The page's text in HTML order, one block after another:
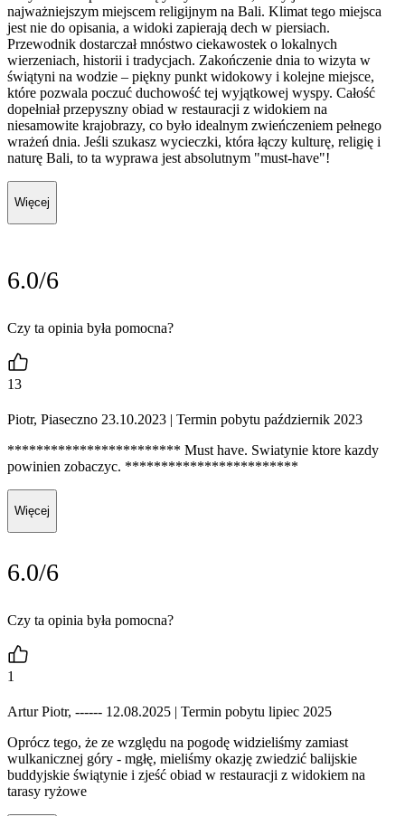
najważniejszym miejscem religijnym na Bali. Klimat tego miejsca
jest nie do opisania, a widoki zapierają dech w piersiach.
Przewodnik dostarczał mnóstwo ciekawostek o lokalnych
wierzeniach, historii i tradycjach. Zakończenie dnia to wizyta w
świątyni na wodzie – piękny punkt widokowy i kolejne miejsce,
które pozwala poczuć duchowość tej wyjątkowej wyspy. Całość
dopełniał przepyszny obiad w restauracji z widokiem na
niesamowite krajobrazy, co było idealnym zwieńczeniem pełnego
wrażeń dnia. Jeśli szukasz wycieczki, która łączy kulturę, religię i
naturę Bali, to ta wyprawa jest absolutnym "must-have"!
Więcej
6.0/6
Czy ta opinia była pomocna?
13
Piotr, Piaseczno 23.10.2023 | Termin pobytu październik 2023
************************ Must have. Swiatynie ktore kazdy
powinien zobaczyc. ************************
Więcej
6.0/6
Czy ta opinia była pomocna?
1
Artur Piotr, ------ 12.08.2025 | Termin pobytu lipiec 2025
Oprócz tego, że ze względu na pogodę widzieliśmy zamiast
wulkanicznej góry - mgłę, mieliśmy okazję zwiedzić balijskie
buddyjskie świątynie i zjeść obiad w restauracji z widokiem na
tarasy ryżowe